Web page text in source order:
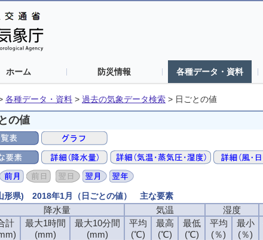
ホーム 防災情報 各種データ・資料
各種データ・資料 > 過去の気象データ検索 > 日ごとの値
の値
形県) 2018年1月（日ごとの値） 主な要素
降水量 気温 湿度
計
最大1時間
(mm)
最大10分間
(mm)
平均
(℃)
最高
(℃)
最低
(℃)
平均
(％)
最小
(％)